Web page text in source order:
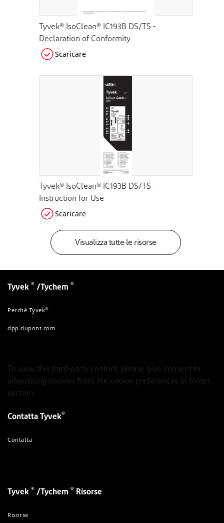
Tyvek® IsoClean® IC193B DS/TS -
Declaration of Conformity
Scaricare
Tyvek® IsoClean® IC193B DS/TS -
Instruction for Use
Scaricare
Visualizza tutte le risorse
Tyvek ® /Tychem ®
Perché Tyvek®
dpp.dupont.com
To view this third-party content, please give consent to
advertising cookies from the cookie preferences in footer
section.
Contatta Tyvek®
Contatta
Tyvek ® /Tychem ® Risorse
Risorse